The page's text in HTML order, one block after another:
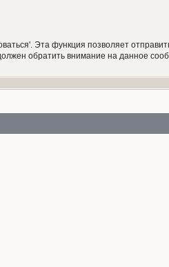
Эта функция позволяет
обратить внимание на данное